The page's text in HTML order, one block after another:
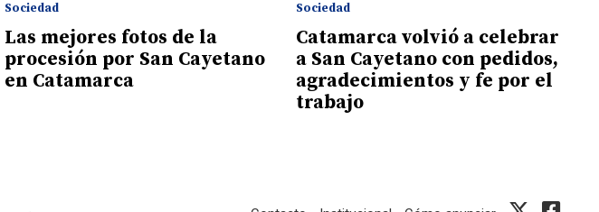
Sociedad
Las mejores fotos de la
procesión por San Cayetano
en Catamarca
Sociedad
Catamarca volvió a celebrar
a San Cayetano con pedidos,
agradecimientos y fe por el
trabajo